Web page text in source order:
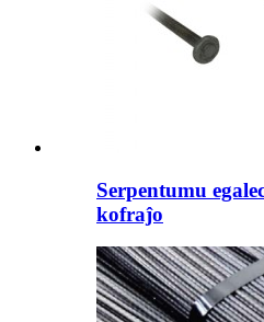
Serpentumu
kofraĵo